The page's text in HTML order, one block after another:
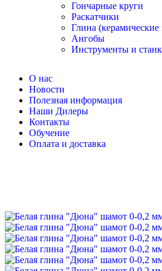
Гончарные круги
Раскатчики
Глина
Ангобы
Инструменты и
О нас
Новости
Полезная информация
Наши Дилеры
Контакты
Обучение
Оплата и доставка